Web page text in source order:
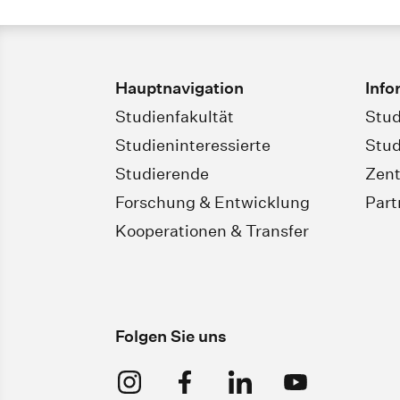
Hauptnavigation
Studienfakultät
Studieninteressierte
Studierende
Forschung & Entwicklung
Kooperationen & Transfer
Folgen Sie uns